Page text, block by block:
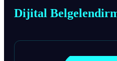
Dijital